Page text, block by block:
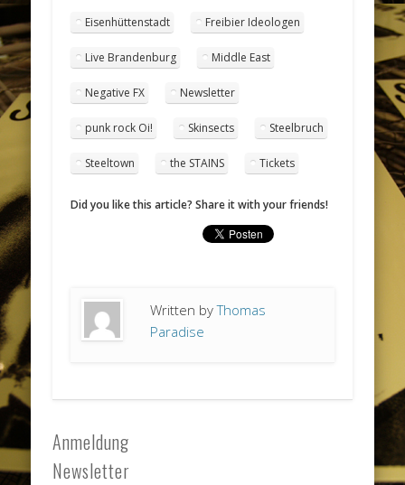
Eisenhüttenstadt Freibier Ideologen
Live Brandenburg Middle East
Negative FX Newsletter
punk rock Oi! Skinsects Steelbruch
Steeltown the STAINS Tickets
Did you like this article? Share it with your friends!
Written byThomas
Paradise
Anmeldung
Newsletter